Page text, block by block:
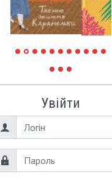
Увійти
Логін
Пароль